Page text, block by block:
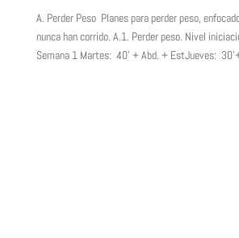
A. Perder Peso Planes para perder peso,
nunca han corrido. A.1. Perder peso. Nivel
Semana 1 Martes: 40’ + Abd. + EstJueves: